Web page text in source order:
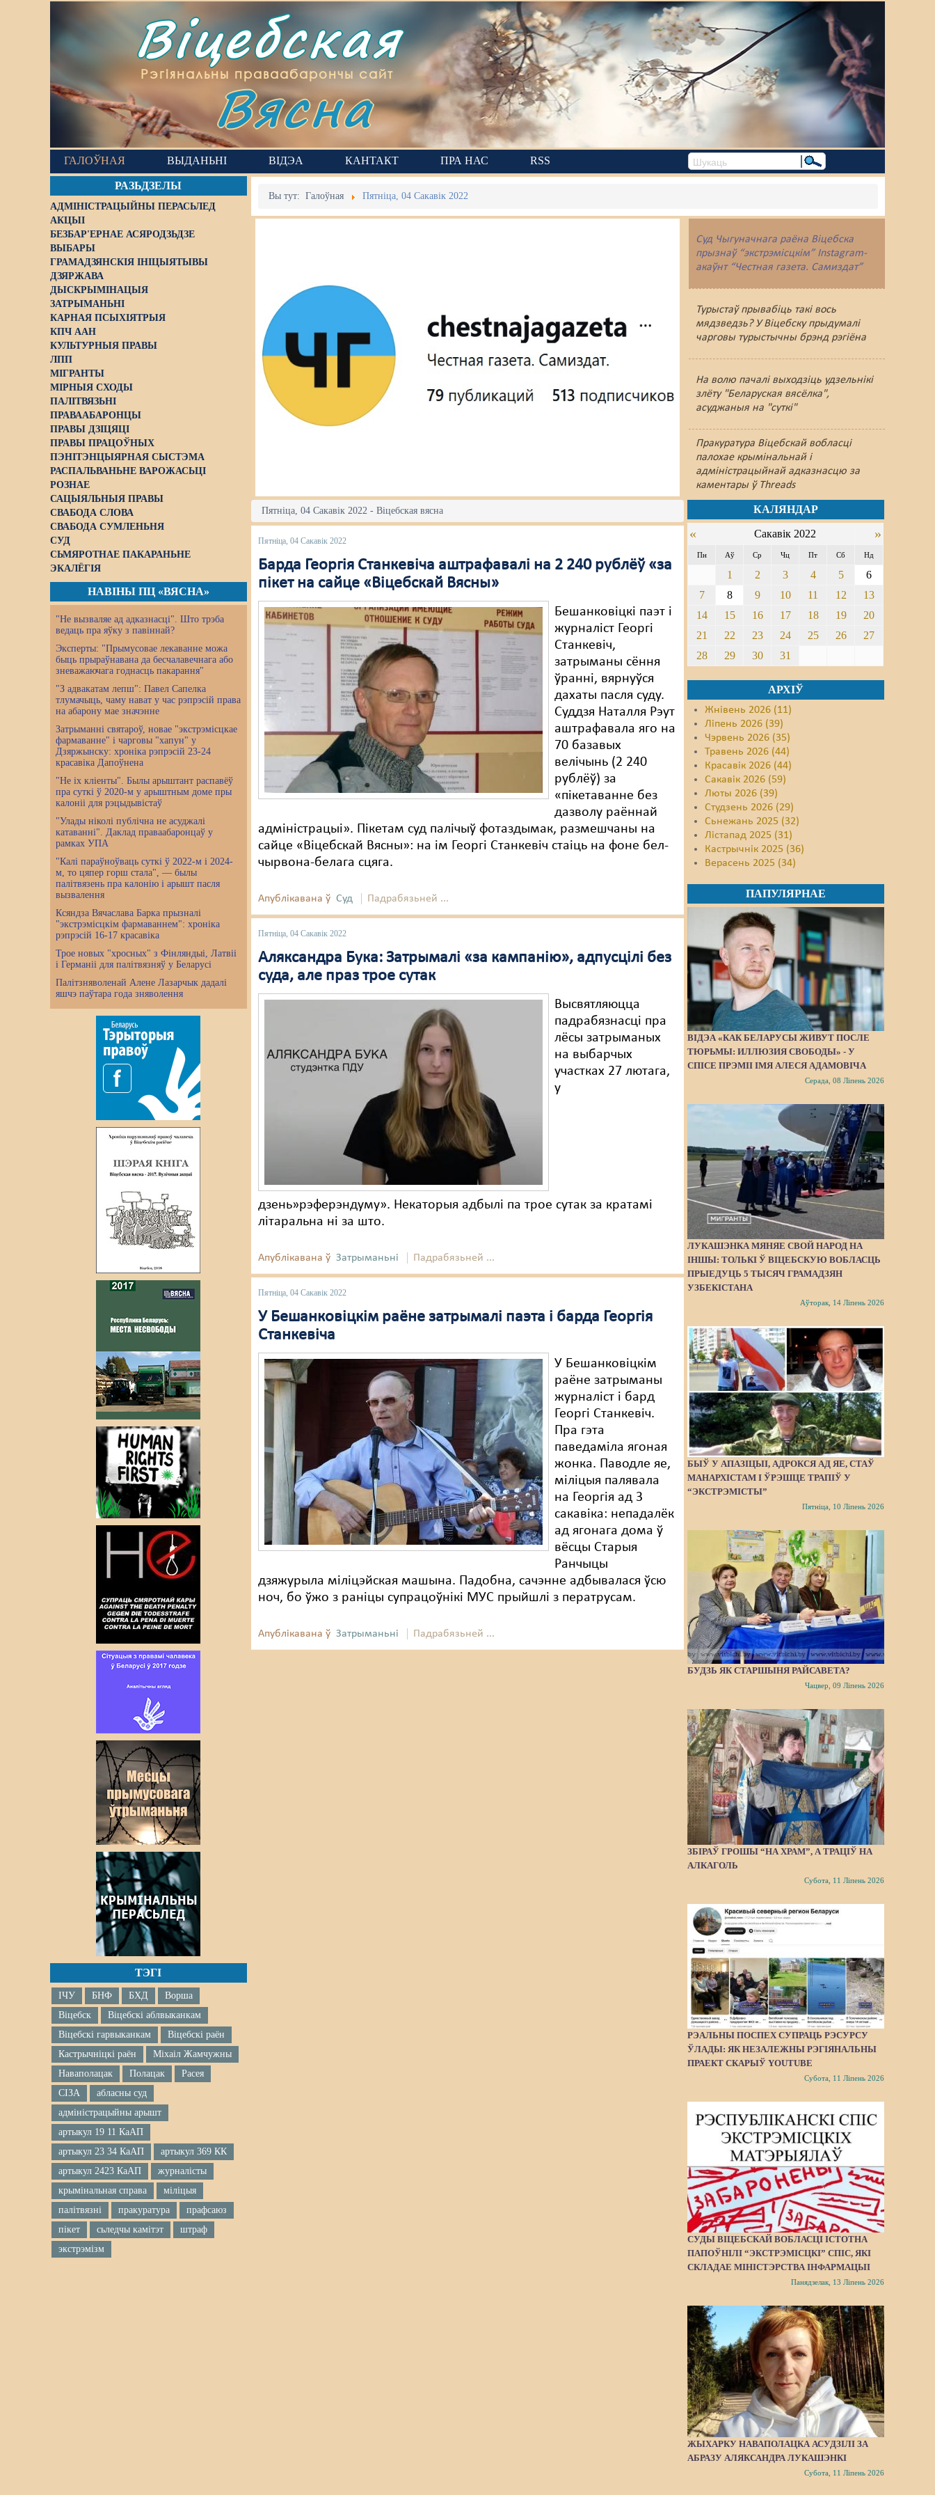
Віцебская
Рэгіянальны праваабарончы сайт
Вясна
ГАЛОЎНАЯ ВЫДАНЬНІ ВІДЭА КАНТАКТ ПРА НАС RSS
РАЗЬДЗЕЛЫ
АДМІНІСТРАЦЫЙНЫ ПЕРАСЬЛЕД
АКЦЫІ
БЕЗБАР'ЕРНАЕ АСЯРОДЗЬДЗЕ
ВЫБАРЫ
ГРАМАДЗЯНСКІЯ ІНІЦЫЯТЫВЫ
ДЗЯРЖАВА
ДЫСКРЫМІНАЦЫЯ
ЗАТРЫМАНЬНІ
КАРНАЯ ПСЫХІЯТРЫЯ
КПЧ ААН
КУЛЬТУРНЫЯ ПРАВЫ
ЛПП
МІГРАНТЫ
МІРНЫЯ СХОДЫ
ПАЛІТВЯЗЬНІ
ПРАВААБАРОНЦЫ
ПРАВЫ ДЗІЦЯЦІ
ПРАВЫ ПРАЦОЎНЫХ
ПЭНІТЭНЦЫЯРНАЯ СЫСТЭМА
РАСПАЛЬВАНЬНЕ ВАРОЖАСЬЦІ
РОЗНАЕ
САЦЫЯЛЬНЫЯ ПРАВЫ
СВАБОДА СЛОВА
СВАБОДА СУМЛЕНЬНЯ
СУД
СЬМЯРОТНАЕ ПАКАРАНЬНЕ
ЭКАЛЁГІЯ
НАВІНЫ ПЦ «ВЯСНА»
"Не вызваляе ад адказнасці". Што трэба
ведаць пра яўку з павіннай?
Эксперты: "Прымусовае лекаванне можа
быць прыраўнавана да бесчалавечнага або
зневажаючага годнасць пакарання"
"З адвакатам лепш": Павел Сапелка
тлумачыць, чаму нават у час рэпрэсій права
на абарону мае значэнне
Затрыманні святароў, новае "экстрэмісцкае
фармаванне" і чарговы "хапун" у
Дзяржынску: хроніка рэпрэсій 23-24
красавіка Дапоўнена
"Не іх кліенты". Былы арыштант распавёў
пра суткі ў 2020-м у арыштным доме пры
калоніі для рэцыдывістаў
"Улады ніколі публічна не асуджалі
катаванні". Даклад праваабаронцаў у
рамках УПА
"Калі параўноўваць суткі ў 2022-м і 2024-
м, то цяпер горш стала", — былы
палітвязень пра калонію і арышт пасля
вызвалення
Ксяндза Вячаслава Барка прызналі
"экстрэмісцкім фармаваннем": хроніка
рэпрэсій 16-17 красавіка
Трое новых "хросных" з Фінляндыі, Латвіі
і Германіі для палітвязняў у Беларусі
Палітзняволенай Алене Лазарчык дадалі
яшчэ паўтара года зняволення
ТЭГІ
ІЧУ БНФ БХД
Ворша
Віцебск
Віцебскі аблвыканкам
Віцебскі гарвыканкам
Віцебскі раён
Кастрычніцкі раён
Міхаіл Жамчужны
Наваполацак
Полацак
Расея
СІЗА
абласны суд
адміністрацыйны арышт
артыкул 19 11 КаАП
артыкул 23 34 КаАП
артыкул 369 КК
артыкул 2423 КаАП
журналісты
крымінальная справа
міліцыя
палітвязні
пракуратура
прафсаюз
пікет
сьледчы камітэт
штраф
экстрэмізм
Вы тут:Галоўная Пятніца, 04 Сакавік 2022
Суд Чыгуначнага раёна Віцебска
прызнаў “экстрэмісцкім” Instagram-
акаўнт “Честная газета. Самиздат”
Турыстаў прывабіць такі вось
мядзведзь? У Віцебску прыдумалі
чарговы турыстычны брэнд рэгіёна
На волю пачалі выходзіць удзельнікі
злёту "Беларуская вясёлка",
асуджаныя на "суткі"
Пракуратура Віцебскай вобласці
палохае крымінальнай і
адміністрацыйнай адказнасцю за
каментары ў Threads
Пятніца, 04 Сакавік 2022 - Віцебская вясна
Пятніца, 04 Сакавік 2022
Барда Георгія Станкевіча аштрафавалі на 2 240 рублёў «за
пікет на сайце «Віцебскай Вясны»
Бешанковіцкі паэт і
журналіст Георгі
Станкевіч,
затрыманы сёння
ўранні, вярнуўся
дахаты пасля суду.
Суддзя Наталля Рэут
аштрафавала яго на
70 базавых
велічынь (2 240
рублёў) за
«пікетаванне без
дазволу раённай
адміністрацыі». Пікетам суд палічыў фотаздымак, размешчаны на
сайце «Віцебскай Вясны»: на ім Георгі Станкевіч стаіць на фоне бел-
чырвона-белага сцяга.
Апублікавана ў Суд Падрабязьней ...
Пятніца, 04 Сакавік 2022
Аляксандра Бука: Затрымалі «за кампанію», адпусцілі без
суда, але праз трое сутак
Высвятляюцца
падрабязнасці пра
лёсы затрыманых
на выбарчых
участках 27 лютага,
у
дзень»рэферэндуму». Некаторыя адбылі па трое сутак за кратамі
літаральна ні за што.
Апублікавана ў Затрыманьні Падрабязьней ...
Пятніца, 04 Сакавік 2022
У Бешанковіцкім раёне затрымалі паэта і барда Георгія
Станкевіча
У Бешанковіцкім
раёне затрыманы
журналіст і бард
Георгі Станкевіч.
Пра гэта
паведаміла ягоная
жонка. Паводле яе,
міліцыя палявала
на Георгія ад 3
сакавіка: непадалёк
ад ягонага дома ў
вёсцы Старыя
Ранчыцы
дзяжурыла міліцэйская машына. Падобна, сачэнне адбывалася ўсю
ноч, бо ўжо з раніцы супрацоўнікі МУС прыйшлі з ператрусам.
Апублікавана ў Затрыманьні Падрабязьней ...
КАЛЯНДАР
« Сакавік 2022 »
Пн Аў Ср Чц Пт Сб Нд
1 2 3 4 5
6
7
8 9 10 11 12
13
14
15 16 17 18 19
20
21
22 23 24 25 26
27
28
29 30 31
АРХІЎ
Жнівень 2026 (11)
Ліпень 2026 (39)
Чэрвень 2026 (35)
Травень 2026 (44)
Красавік 2026 (44)
Сакавік 2026 (59)
Люты 2026 (39)
Студзень 2026 (29)
Сьнежань 2025 (32)
Лістапад 2025 (31)
Кастрычнік 2025 (36)
Верасень 2025 (34)
ПАПУЛЯРНАЕ
ВІДЭА «КАК БЕЛАРУСЫ ЖИВУТ ПОСЛЕ
ТЮРЬМЫ: ИЛЛЮЗИЯ СВОБОДЫ» - У
СПІСЕ ПРЭМІІ ІМЯ АЛЕСЯ АДАМОВІЧА
Серада, 08 Ліпень 2026
ЛУКАШЭНКА МЯНЯЕ СВОЙ НАРОД НА
ІНШЫ: ТОЛЬКІ Ў ВІЦЕБСКУЮ ВОБЛАСЦЬ
ПРЫЕДУЦЬ 5 ТЫСЯЧ ГРАМАДЗЯН
УЗБЕКІСТАНА
Аўторак, 14 Ліпень 2026
БЫЎ У АПАЗІЦЫІ, АДРОКСЯ АД ЯЕ, СТАЎ
МАНАРХІСТАМ І ЎРЭШЦЕ ТРАПІЎ У
“ЭКСТРЭМІСТЫ”
Пятніца, 10 Ліпень 2026
БУДЗЬ ЯК СТАРШЫНЯ РАЙСАВЕТА?
Чацвер, 09 Ліпень 2026
ЗБІРАЎ ГРОШЫ “НА ХРАМ”, А ТРАЦІЎ НА
АЛКАГОЛЬ
Субота, 11 Ліпень 2026
РЭАЛЬНЫ ПОСПЕХ СУПРАЦЬ РЭСУРСУ
ЎЛАДЫ: ЯК НЕЗАЛЕЖНЫ РЭГІЯНАЛЬНЫ
ПРАЕКТ СКАРЫЎ YOUTUBE
Субота, 11 Ліпень 2026
СУДЫ ВІЦЕБСКАЙ ВОБЛАСЦІ ІСТОТНА
ПАПОЎНІЛІ “ЭКСТРЭМІСЦКІ” СПІС, ЯКІ
СКЛАДАЕ МІНІСТЭРСТВА ІНФАРМАЦЫІ
Панядзелак, 13 Ліпень 2026
ЖЫХАРКУ НАВАПОЛАЦКА АСУДЗІЛІ ЗА
АБРАЗУ АЛЯКСАНДРА ЛУКАШЭНКІ
Субота, 11 Ліпень 2026